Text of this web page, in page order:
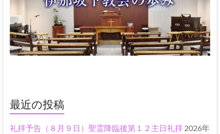
最近の投稿
礼拝予告（８月９日）聖霊降臨後第１２主日礼拝 2026年